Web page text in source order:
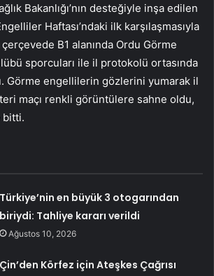
Bakanlığı’nın desteğiyle inşa edilen
Haftası’ndaki ilk karşılaşmasıyla
çerçevede B1 alanında Ordu Görme
sporcuları ile il protokolü ortasında
Görme engellilerin gözlerini yumarak il
maçı renkli görüntülere sahne oldu,
bitti.
Türkiye’nin en büyük 3 otogarından
biriydi: Tahliye kararı verildi
Ağustos 10, 2026
Çin’den Körfez için Ateşkes Çağrısı